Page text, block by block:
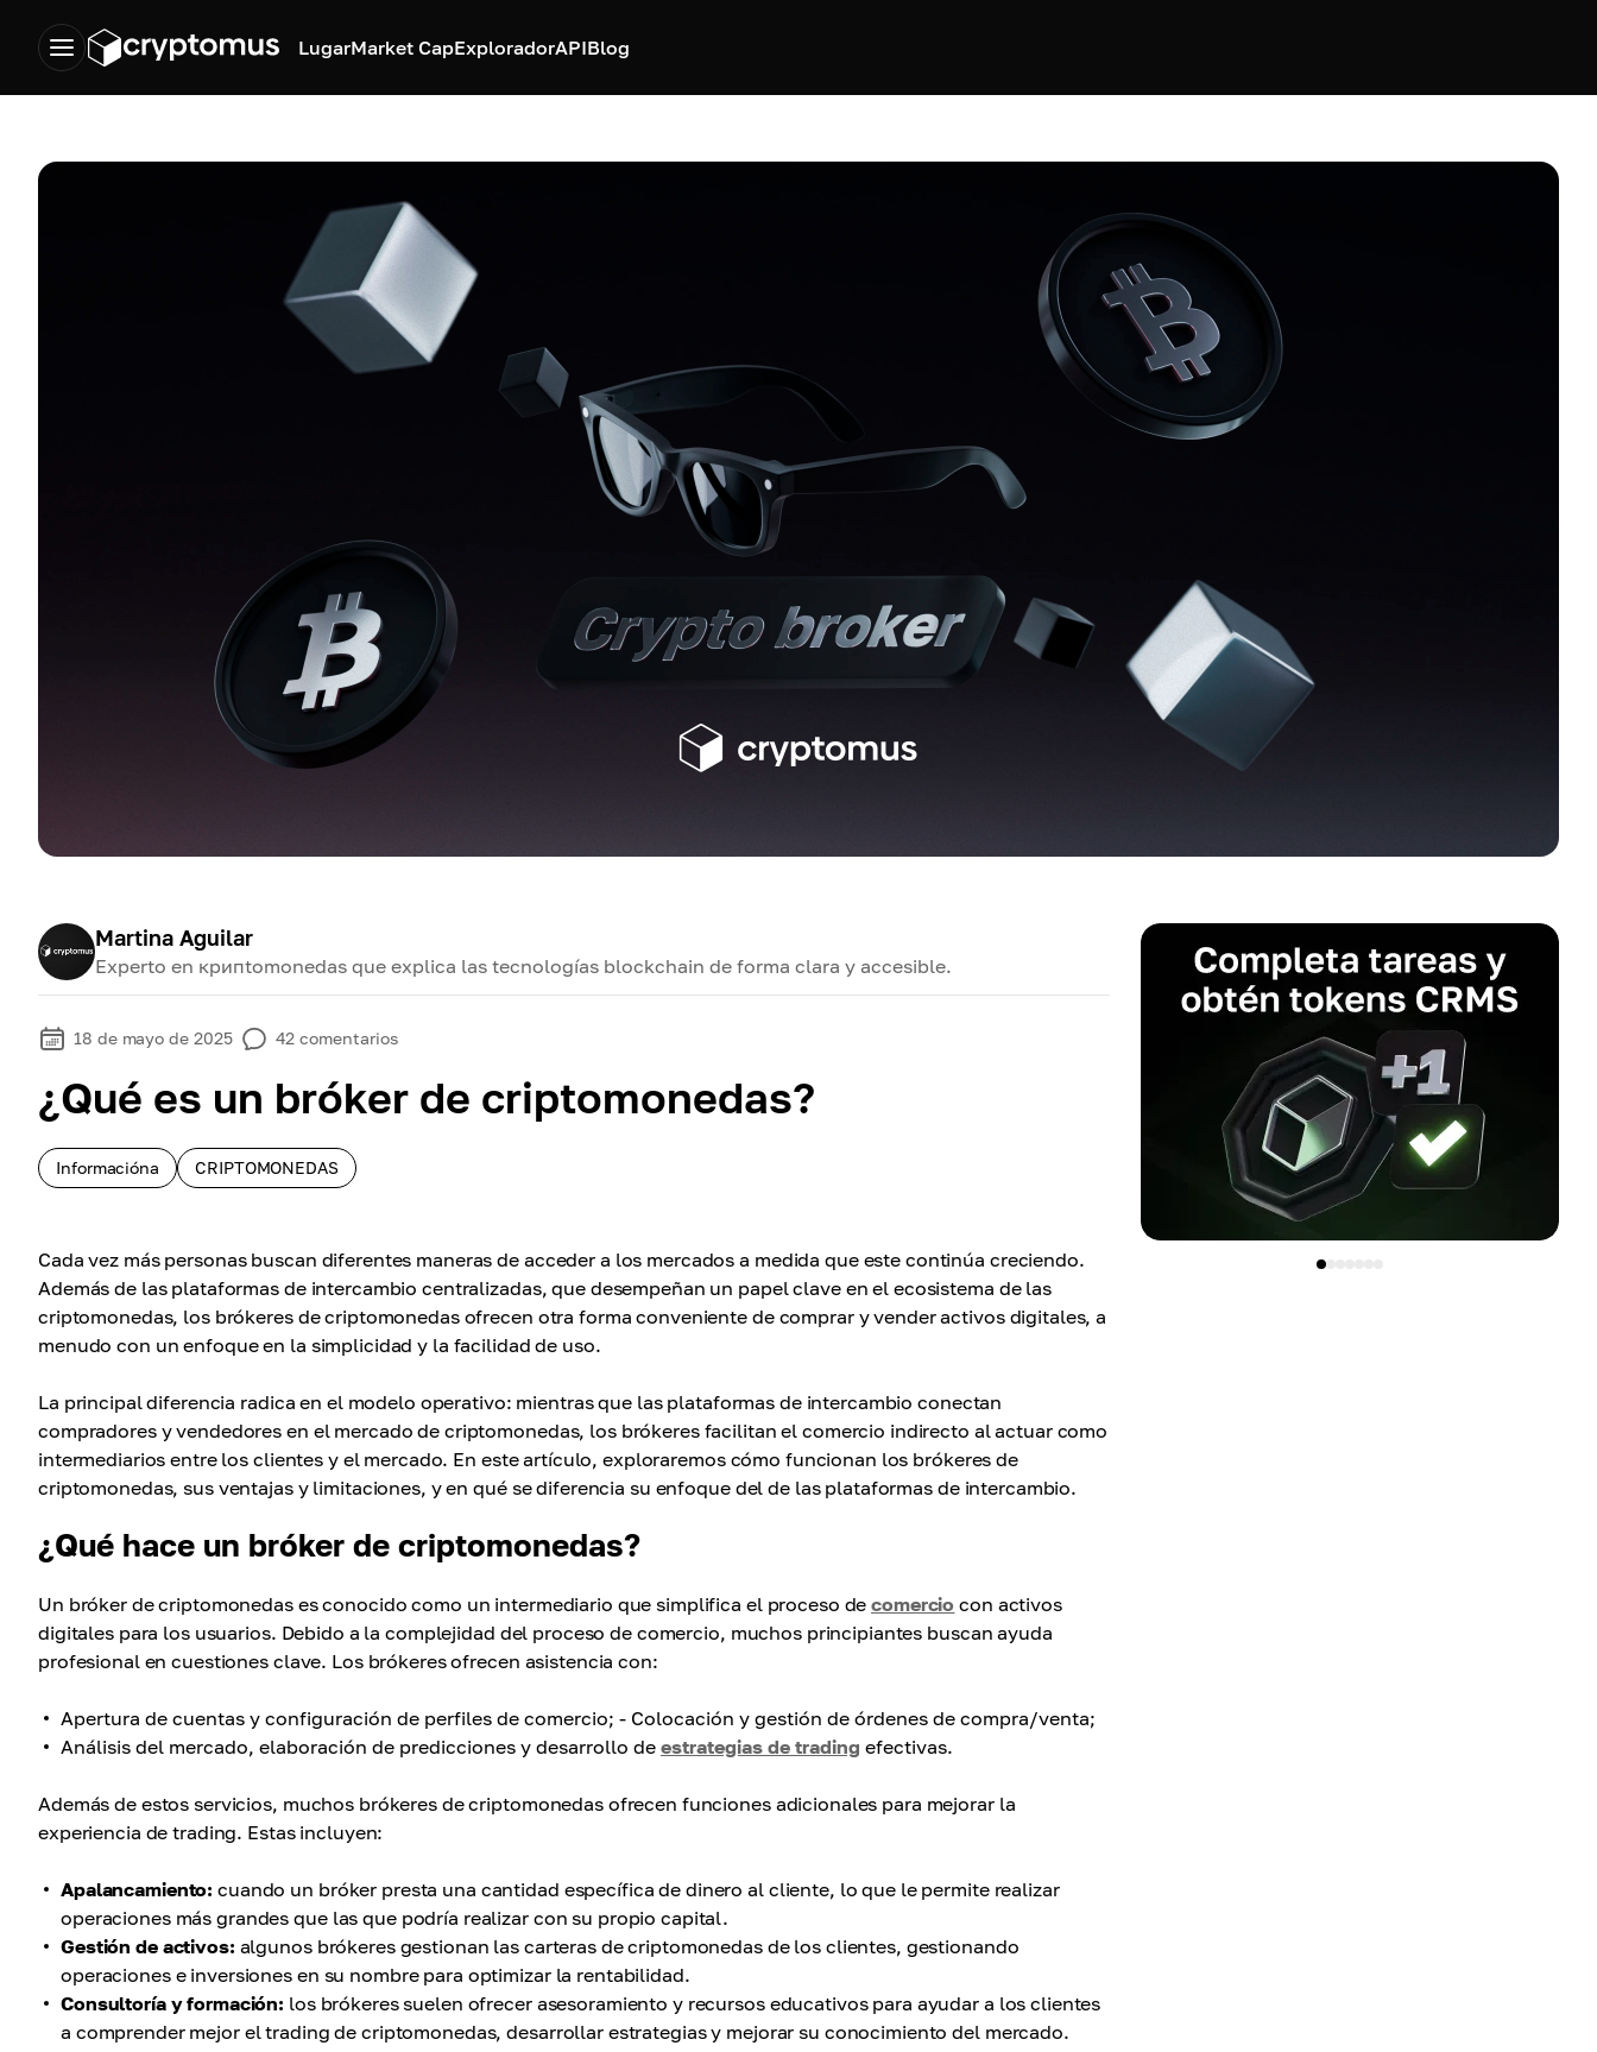
LugarMarket CapExploradorAPIBlog
Martina Aguilar
Experto en крипtomonedas que explica las tecnologías blockchain de forma clara y accesible.
18 de mayo de 2025 42 comentarios
¿Qué es un bróker de criptomonedas?
Informacióna CRIPTOMONEDAS
Cada vez más personas buscan diferentes maneras de acceder a los mercados a medida que este continúa creciendo.
Además de las plataformas de intercambio centralizadas, que desempeñan un papel clave en el ecosistema de las
criptomonedas, los brókeres de criptomonedas ofrecen otra forma conveniente de comprar y vender activos digitales, a
menudo con un enfoque en la simplicidad y la facilidad de uso.
La principal diferencia radica en el modelo operativo: mientras que las plataformas de intercambio conectan
compradores y vendedores en el mercado de criptomonedas, los brókeres facilitan el comercio indirecto al actuar como
intermediarios entre los clientes y el mercado. En este artículo, exploraremos cómo funcionan los brókeres de
criptomonedas, sus ventajas y limitaciones, y en qué se diferencia su enfoque del de las plataformas de intercambio.
¿Qué hace un bróker de criptomonedas?
Un bróker de criptomonedas es conocido como un intermediario que simplifica el proceso decomercio con activos
digitales para los usuarios. Debido a la complejidad del proceso de comercio, muchos principiantes buscan ayuda
profesional en cuestiones clave. Los brókeres ofrecen asistencia con:
Apertura de cuentas y configuración de perfiles de comercio; - Colocación y gestión de órdenes de compra/venta;
Análisis del mercado, elaboración de predicciones y desarrollo de estrategias de trading efectivas.
Además de estos servicios, muchos brókeres de criptomonedas ofrecen funciones adicionales para mejorar la
experiencia de trading. Estas incluyen:
Apalancamiento: cuando un bróker presta una cantidad específica de dinero al cliente, lo que le permite realizar
operaciones más grandes que las que podría realizar con su propio capital.
Gestión de activos: algunos brókeres gestionan las carteras de criptomonedas de los clientes, gestionando
operaciones e inversiones en su nombre para optimizar la rentabilidad.
Consultoría y formación: los brókeres suelen ofrecer asesoramiento y recursos educativos para ayudar a los clientes
a comprender mejor el trading de criptomonedas, desarrollar estrategias y mejorar su conocimiento del mercado.